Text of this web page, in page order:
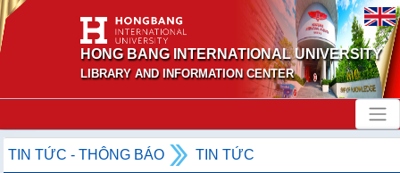
HONG BANG INTERNATIONAL UNIVERSITY
LIBRARY AND INFORMATION CENTER
TIN TỨC - THÔNG BÁO TIN TỨC